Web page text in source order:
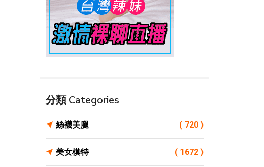
分類 Categories
絲襪美腿 ( 720 )
美女模特 ( 1672 )